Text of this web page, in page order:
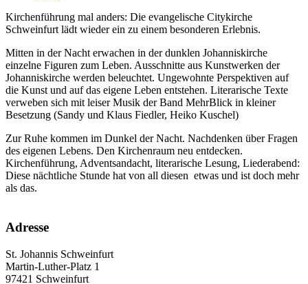
Kirchenführung mal anders: Die evangelische Citykirche
Schweinfurt lädt wieder ein zu einem besonderen Erlebnis.
Mitten in der Nacht erwachen in der dunklen Johanniskirche
einzelne Figuren zum Leben. Ausschnitte aus Kunstwerken der
Johanniskirche werden beleuchtet. Ungewohnte Perspektiven auf
die Kunst und auf das eigene Leben entstehen. Literarische Texte
verweben sich mit leiser Musik der Band MehrBlick in kleiner
Besetzung (Sandy und Klaus Fiedler, Heiko Kuschel)
Zur Ruhe kommen im Dunkel der Nacht. Nachdenken über Fragen
des eigenen Lebens. Den Kirchenraum neu entdecken.
Kirchenführung, Adventsandacht, literarische Lesung, Liederabend:
Diese nächtliche Stunde hat von all diesen etwas und ist doch mehr
als das.
Adresse
St. Johannis Schweinfurt
Martin-Luther-Platz 1
97421 Schweinfurt